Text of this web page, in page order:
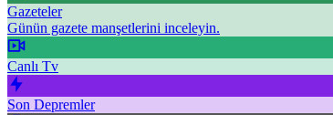
Gazeteler
Günün gazete manşetlerini inceleyin.
Canlı Tv
Son Depremler